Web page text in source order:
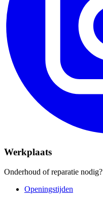
Werkplaats
Onderhoud of reparatie nodig?
Openingstijden